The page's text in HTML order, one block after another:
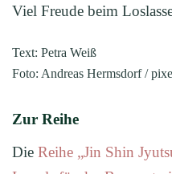
Viel Freude beim
Text: Petra Weiß
Foto: Andreas Hermsdorf /
Zur Reihe
Die Reihe „Jin Shin